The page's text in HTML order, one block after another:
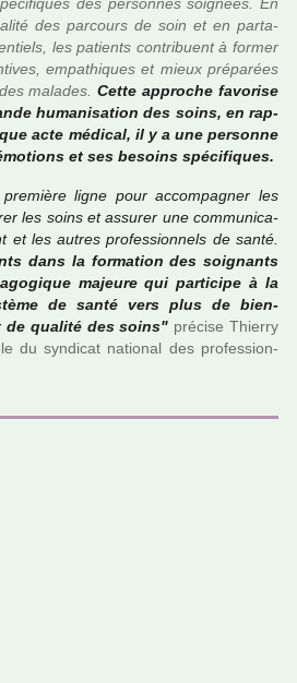
des per­son­nes soi­gnées. En
des par­cours de soin et en par­ta­
les patients contri­buent à former
empa­thi­ques et mieux pré­pa­rées
mala­des. Cette appro­che favo­rise
huma­ni­sa­tion des soins, en rap­
acte médi­cal, il y a une per­sonne
et ses besoins spé­ci­fi­ques.
ligne pour accom­pa­gner les
les soins et assu­rer une com­mu­ni­ca­
et les autres pro­fes­sion­nels de santé.
dans la for­ma­tion des soi­gnants
majeure qui par­ti­cipe à la
de santé vers plus de bien­
de qua­lité des soins" pré­cise Thierry
du syn­di­cat natio­nal des pro­fes­sion­